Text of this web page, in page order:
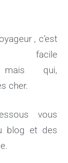
, c’est
facile
mais qui,
cher.
vous
blog et des